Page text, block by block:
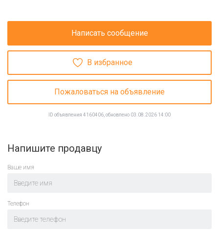
Написать сообщение
В избранное
Пожаловаться на объявление
ID объявления 4160406, обновлено 03.08.2026 14:00
Напишите продавцу
Ваше имя
Телефон